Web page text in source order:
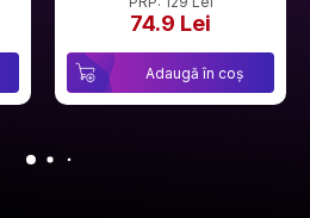
74.9 Lei
Adaugă în coș